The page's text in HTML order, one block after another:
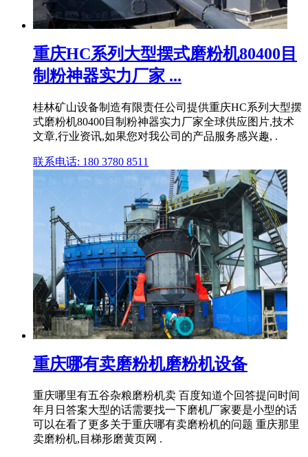
重庆HC系列大型摆式磨粉机80400目
制粉神器实力厂家 ...
桂林矿山设备制造有限责任公司提供重庆HC系列大型摆
式磨粉机80400目制粉神器实力厂家全球供应图片,技术
文章,行业资讯,如果您对我公司的产品服务感兴趣, .
联系电话: 180 3780 8511
重庆哪有卖磨粉机磨粉机设备
重庆哪里有五谷杂粮磨粉机卖 百度知道个回答提问时间
年月日答案大型的话需要找一下磨机厂家要是小型的话
可以在看了更多关于重庆哪有卖磨粉机的问题 重庆那里
卖磨粉机,目梯形磨黄页网 .